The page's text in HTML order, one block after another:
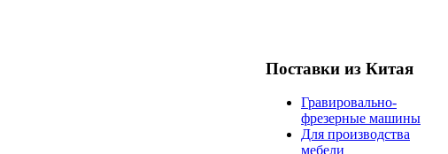
Поставки из Китая
Гравировально-
фрезерные машины
Для производства
мебели